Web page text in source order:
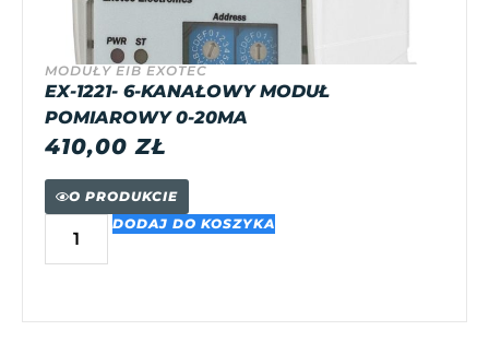
MODUŁY EIB EXOTEC
EX-1221- 6-KANAŁOWY MODUŁ
POMIAROWY 0-20MA
410,00ZŁ
O PRODUKCIE
DODAJ DO KOSZYKA